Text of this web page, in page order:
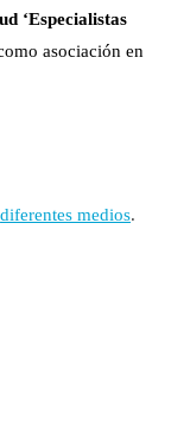
‘Especialistas
asociación en
diferentes medios.